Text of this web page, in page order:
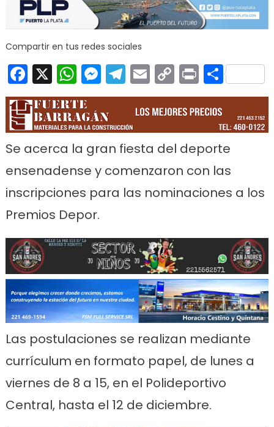
Compartir en tus redes sociales
Facebook
X WhatsApp
Messenger
Telegram
EmailCopy
Link
Print
Se acerca la gran fiesta del deporte
ensenadense y comenzaron con las
inscripciones para las nominaciones a los
Premios Depor.
Las postulaciones se realizan mediante
currículum en formato papel, de lunes a
viernes de 8 a 15, en el Polideportivo
Central, hasta el 12 de diciembre.